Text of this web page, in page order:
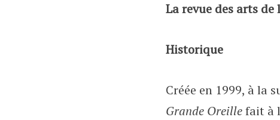
La revue des arts de
Historique
Créée en 1999, à la
Grande Oreillefait à